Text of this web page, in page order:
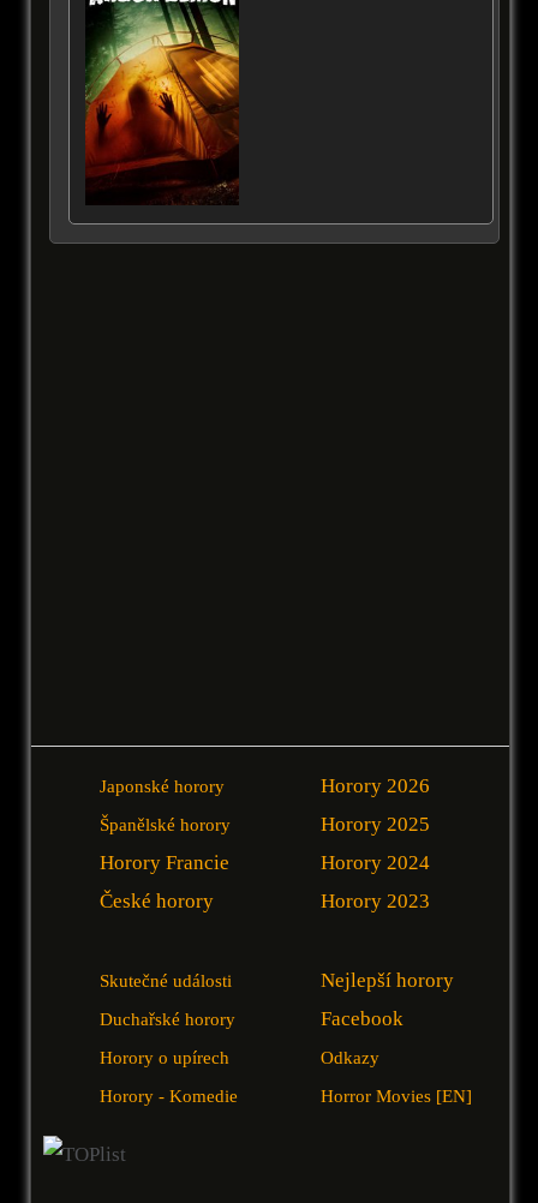
Japonské horory
Španělské horory
Horory Francie
České horory
Horory 2026
Horory 2025
Horory 2024
Horory 2023
Skutečné události
Duchařské horory
Horory o upírech
Horory - Komedie
Nejlepší horory
Facebook
Odkazy
Horror Movies [EN]